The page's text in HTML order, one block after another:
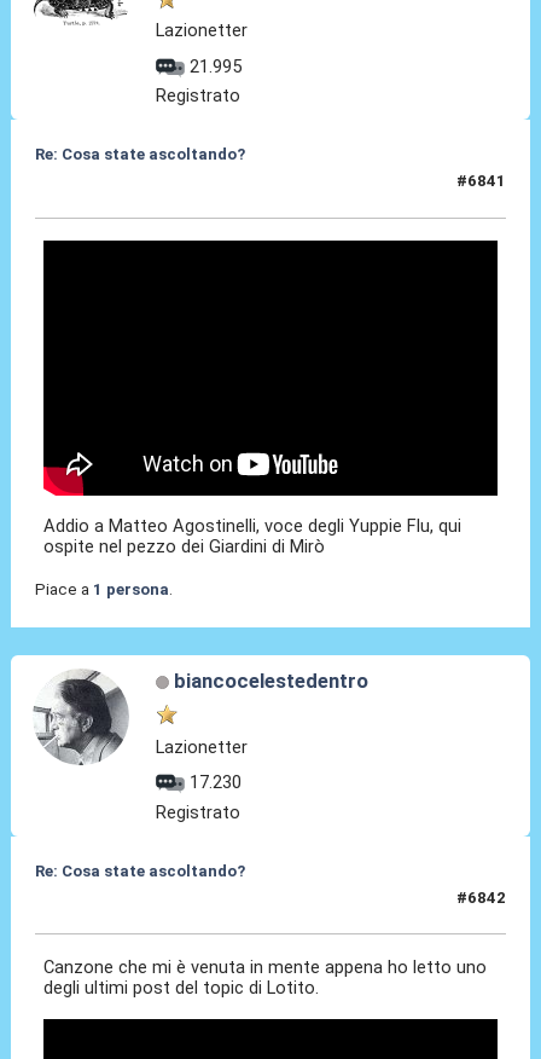
Lazionetter
21.995
Registrato
Re: Cosa state ascoltando?
#6841
Addio a Matteo Agostinelli, voce degli Yuppie Flu, qui
ospite nel pezzo dei Giardini di Mirò
Piace a 1 persona
biancocelestedentro
Lazionetter
17.230
Registrato
Re: Cosa state ascoltando?
#6842
Canzone che mi è venuta in mente appena ho letto uno
degli ultimi post del topic di Lotito.